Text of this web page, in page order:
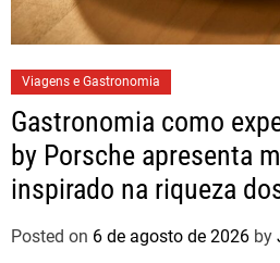
Viagens e Gastronomia
Gastronomia como
by Porsche apresenta
inspirado na riqueza
brasileiros
Posted on 6 de agosto de 2026 by